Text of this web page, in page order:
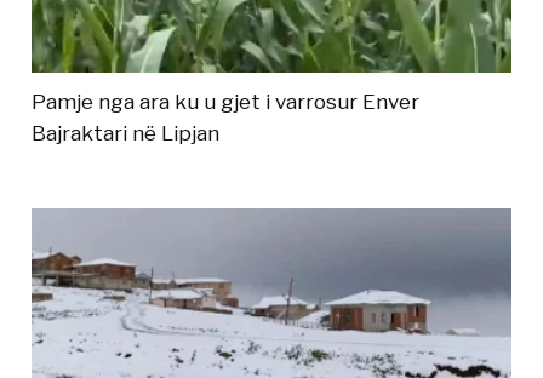
Pamje nga ara ku u gjet i varrosur Enver
Bajraktari në Lipjan